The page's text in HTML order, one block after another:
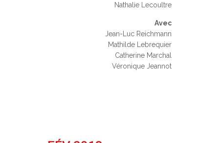
Nathalie Lecoultre
Avec
Jean-Luc Reichmann
Mathilde Lebrequier
Catherine Marchal
Véronique Jeannot